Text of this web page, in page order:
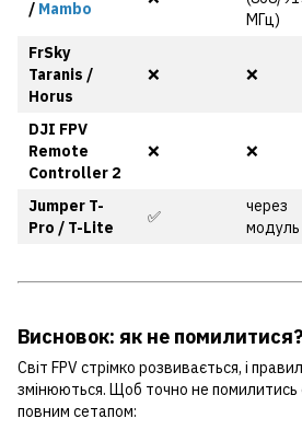
/ Mambo
МГц)
FrSky
Taranis /
Horus
❌ ❌
DJI FPV
Remote
Controller 2
❌ ❌
Jumper T-
Pro / T-Lite
✅
через
модуль
Висновок: як не помилитися?
Світ FPV стрімко розвивається, і
змінюються. Щоб точно не помилитись
повним сетапом: